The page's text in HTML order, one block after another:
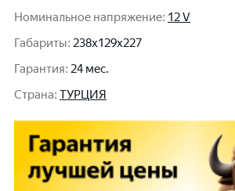
Номинальное напряжение: 12 V
Габариты: 238x129x227
Гарантия: 24 мес.
Cтрана: ТУРЦИЯ